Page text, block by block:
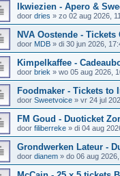
Ikwiezien - Apero &
door dries » zo 02 aug 2026,
NVA Oostende - Tickets
door MDB » di 30 jun 2026,
Kimpelkaffee -
door briek » wo 05 aug 2026,
Foodmaker - Tickets to
door Sweetvoice » vr 24 jul
FM Goud - Duoticket
door filiberreke » di 04 aug
Grondwerken Lateur -
door dianem » do 06 aug